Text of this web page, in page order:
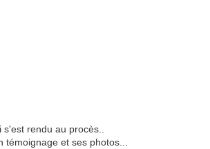
rendu au procès..
témoignage et ses photos...